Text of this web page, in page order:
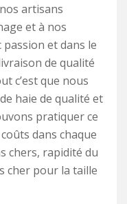
artisans
et à nos
et dans le
de qualité
c’est que nous
haie de qualité et
pratiquer ce
dans chaque
chers, rapidité du
cher pour la taille